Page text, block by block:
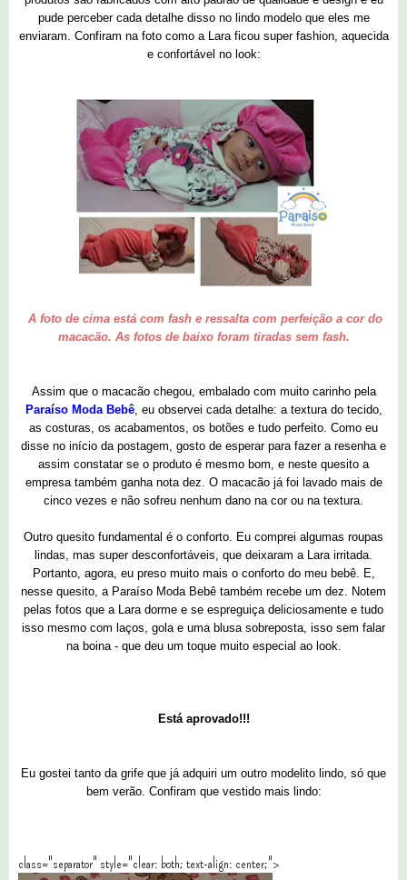
pude perceber cada detalhe disso no lindo modelo que eles me
enviaram. Confiram na foto como a Lara ficou super fashion, aquecida
e confortável no look:
A foto de cima está com fash e ressalta com perfeição a cor do
macacão. As fotos de baixo foram tiradas sem fash.
Assim que o macacão chegou, embalado com muito carinho pela
Paraíso Moda Bebê, eu observei cada detalhe: a textura do tecido,
as costuras, os acabamentos, os botões e tudo perfeito. Como eu
disse no início da postagem, gosto de esperar para fazer a resenha e
assim constatar se o produto é mesmo bom, e neste quesito a
empresa também ganha nota dez. O macacão já foi lavado mais de
cinco vezes e não sofreu nenhum dano na cor ou na textura.
Outro quesito fundamental é o conforto. Eu comprei algumas roupas
lindas, mas super desconfortáveis, que deixaram a Lara irritada.
Portanto, agora, eu preso muito mais o conforto do meu bebê. E,
nesse quesito, a Paraíso Moda Bebê também recebe um dez. Notem
pelas fotos que a Lara dorme e se espreguiça deliciosamente e tudo
isso mesmo com laços, gola e uma blusa sobreposta, isso sem falar
na boina - que deu um toque muito especial ao look.
Está aprovado!!!
Eu gostei tanto da grife que já adquiri um outro modelito lindo, só que
bem verão. Confiram que vestido mais lindo:
class="separator" style="clear: both; text-align: center;">